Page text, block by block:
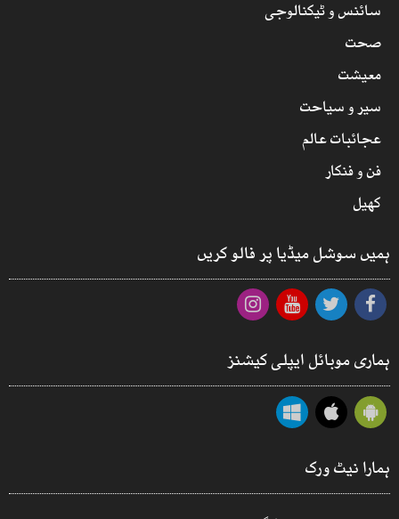
سائنس و ٹیکنالوجی
صحت
معیشت
سیر و سیاحت
عجائبات عالم
فن و فنکار
کھیل
ہمیں سوشل میڈیا پر فالو کریں
ہماری موبائل ایپلی کیشنز
ہمارا نیٹ ورک